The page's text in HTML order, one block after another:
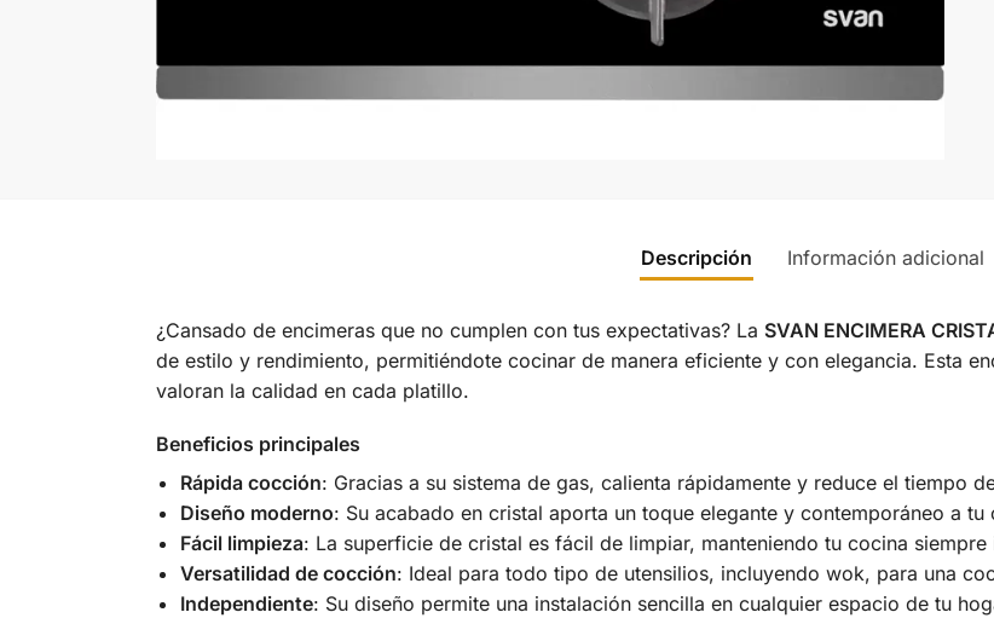
Descripción Información adicional
¿Cansado de encimeras que no cumplen con tus expectativas? La SVAN ENCIMERA
de estilo y rendimiento, permitiéndote cocinar de manera eficiente y con elegancia. Esta
valoran la calidad en cada platillo.
Beneficios principales
Rápida cocción: Gracias a su sistema de gas, calienta rápidamente y reduce el tiempo
Diseño moderno: Su acabado en cristal aporta un toque elegante y contemporáneo a tu
Fácil limpieza: La superficie de cristal es fácil de limpiar, manteniendo tu cocina siempre
Versatilidad de cocción: Ideal para todo tipo de utensilios, incluyendo wok, para una
Independiente: Su diseño permite una instalación sencilla en cualquier espacio de tu